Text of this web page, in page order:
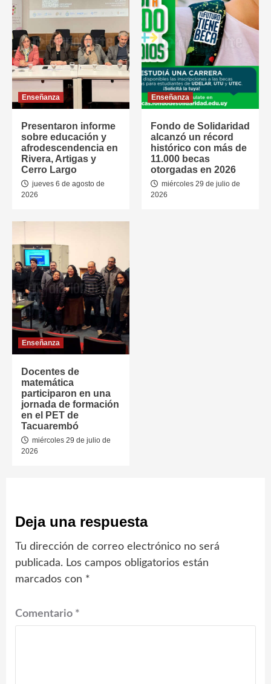
Enseñanza
Presentaron informe
sobre educación y
afrodescendencia en
Rivera, Artigas y
Cerro Largo
jueves 6 de agosto de
2026
Enseñanza
Fondo de Solidaridad
alcanzó un récord
histórico con más de
11.000 becas
otorgadas en 2026
miércoles 29 de julio de
2026
Enseñanza
Docentes de
matemática
participaron en una
jornada de formación
en el PET de
Tacuarembó
miércoles 29 de julio de
2026
Deja una respuesta
Tu dirección de correo electrónico no será
publicada. Los campos obligatorios están
marcados con *
Comentario *